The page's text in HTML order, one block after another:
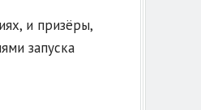
и призёры,
запуска